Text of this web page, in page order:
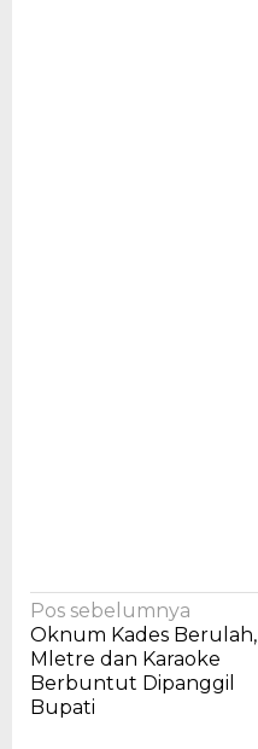
Navigasi
pos
Pos sebelumnya
Oknum Kades Berulah,
Mletre dan Karaoke
Berbuntut Dipanggil
Bupati